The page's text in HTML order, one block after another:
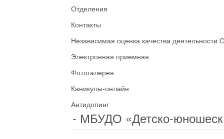
Отделения
Контакты
Независимая оценка качества деятельности
Электронная приемная
Фотогалерея
Каникулы-онлайн
Антидопинг
- МБУДО «Детско-